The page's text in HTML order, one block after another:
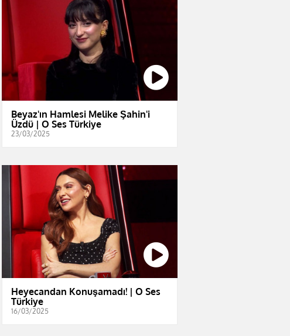
Beyaz'ın Hamlesi Melike Şahin'i
Üzdü | O Ses Türkiye
23/03/2025
Heyecandan Konuşamadı! | O Ses
Türkiye
16/03/2025